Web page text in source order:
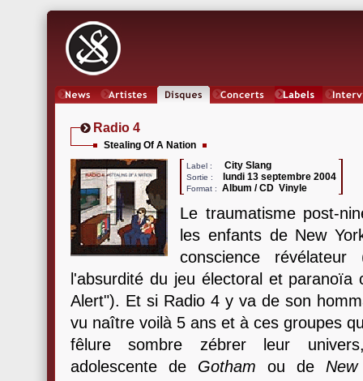
Radio 4
Stealing Of A Nation
Label : City Slang
Sortie : lundi 13 septembre 2004
Format : Album / CD Vinyle
Le traumatisme post-
les enfants de New
conscience
l'absurdité du jeu électoral et
Alert"). Et si Radio 4 y va de son
vu naître voilà 5 ans et à ces groupes
fêlure sombre zébrer leur
adolescente de Gotham ou de